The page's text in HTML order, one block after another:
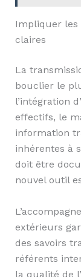
Impliquer les
claires
La
bouclier le
l’intégration
effectifs, le
information
inhérentes à
doit être
nouvel outil
extérieurs
des savoirs
référents
la qualité de